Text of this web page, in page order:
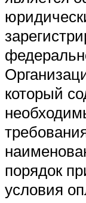
который
порядок
условия